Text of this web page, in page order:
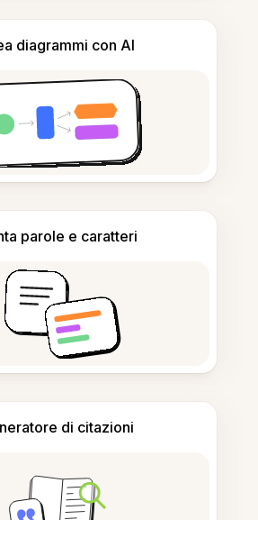
diagrammi con AI
parole e caratteri
di citazioni